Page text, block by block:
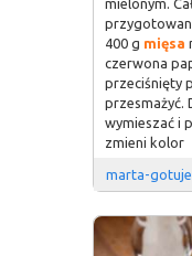
mielonym.
400 g mięsa
czerwona
przeciśnięty
przesmażyć.
wymieszać i
zmieni kolor
marta-